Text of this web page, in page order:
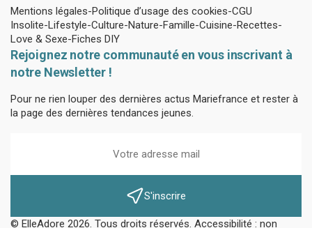
Mentions légales Politique d’usage des cookies CGU
Insolite Lifestyle Culture Nature Famille Cuisine Recettes
Love & Sexe Fiches DIY
Rejoignez notre communauté en vous inscrivant à
notre Newsletter !
Pour ne rien louper des dernières actus Mariefrance et rester à
la page des dernières tendances jeunes.
S'inscrire
© ElleAdore 2026. Tous droits réservés. Accessibilité : non